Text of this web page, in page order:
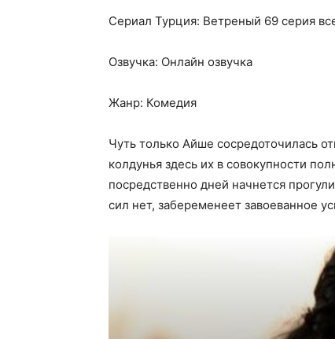
Сериал Турция: Ветреный 69 серия
Озвучка: Онлайн озвучка
Жанр: Комедия
Чуть только Айше сосредоточилась
колдунья здесь их в совокупности
посредственно дней начнется
сил нет, забеременеет завоеванное